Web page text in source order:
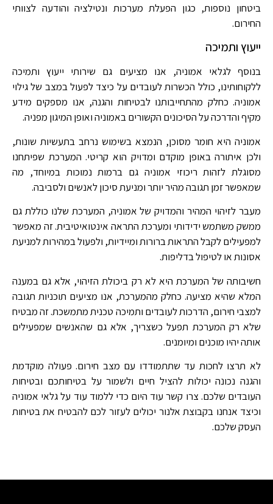
ביטחון נוספות, כגון הפעלת מערכות ונטילציה והודעה לצוותי
החירום.
ייעוץ ותמיכה
בנוסף לגלאי אמוניה, אנו מציעים גם שירותי ייעוץ ותמיכה
ללקוחותינו, כולל הכשרות לעובדים על כיצד לפעול במצב של גילוי
אמוניה. כחלק מהתחייבותנו לבטיחות והגנה, אנו מספקים מידע
מקיף והדרכה על הסיכונים הקשורים באמוניה ואופן המיגון מפניה.
אמוניה היא חומר מסוכן, הנמצא בשימוש נרחב בתעשיות שונות,
ולכן איתורה באופן מוקדם ומדויק הוא קריטי. המערכת שפיתחנו
מסוגלת לזהות ריכוזי אמוניה גם ברמות נמוכות במיוחד, מה
שמאפשר זמן תגובה מהיר יותר ומניעת סיכון לאנשים ולסביבה.
מעבר לזיהוי המהיר והמדויק של אמוניה, המערכת שלנו כוללת גם
ממשק משתמש ידידותי ומערכת התראה אינטואיטיבית. זה מאפשר
למפעילים לקבל התראות ברורות ומיידיות, ולפעול במהירות למניעת
אסונות או לטיפול בדליפות.
חשיבותה של המערכת היא לא רק ביכולת הזיהוי, אלא גם במענה
המלא שהיא מציעה. כחלק מהמערכת, אנו מציעים תוכניות תגובה
למצבי חירום, הדרכות לעובדים ותמיכה טכנית מתמשכת. זה מבטיח
שלא רק המערכת תפעל כשצריך, אלא גם שהאנשים שמפעילים
אותה יהיו מוכנים ומיומנים.
לא תרצו לחכות עד שתתמודדו עם מצב חירום. פעולה מוקדמת
והגנה נכונה יכולות להציל חיים ולשמור על בטיחותכם ובטיחות
העובדים שלכם. צרו קשר עוד היום כדי ללמוד עוד על גלאי אמוניה
וכיצד אנחנו בקבוצת אלנור יכולים לעזור לכם להבטיח את בטיחות
העסק שלכם.